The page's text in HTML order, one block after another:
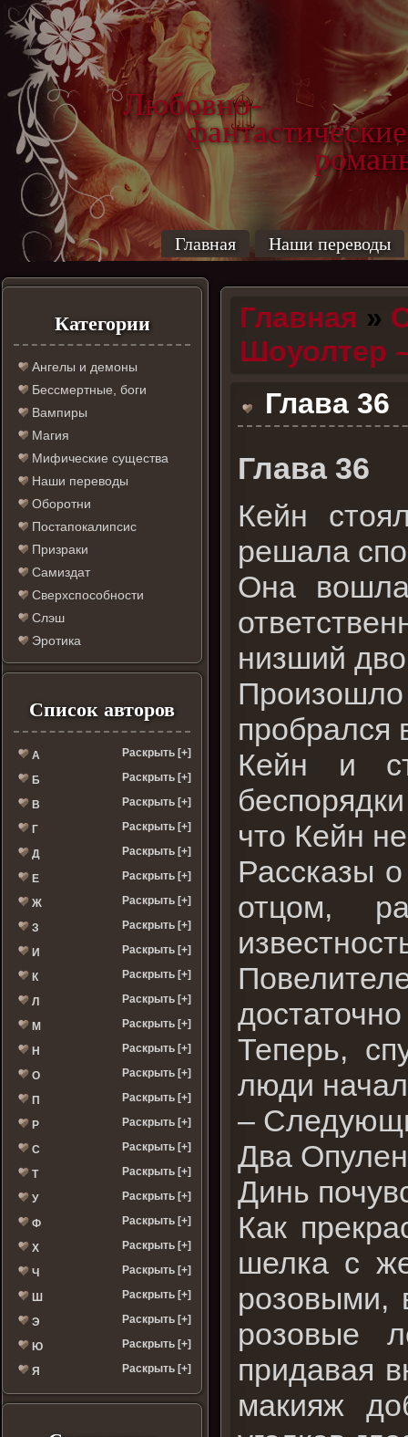
Любовно-
фантастические
Главная Наши переводы
Категории
Ангелы и демоны
Бессмертные, боги
Вампиры
Магия
Мифические существа
Наши переводы
Оборотни
Постапокалипсис
Призраки
Самиздат
Сверхспособности
Слэш
Эротика
Список авторов
А Раскрыть [+]
Б Раскрыть [+]
В Раскрыть [+]
Г Раскрыть [+]
Д Раскрыть [+]
Е Раскрыть [+]
Ж Раскрыть [+]
З Раскрыть [+]
И Раскрыть [+]
К Раскрыть [+]
Л Раскрыть [+]
М Раскрыть [+]
Н Раскрыть [+]
О Раскрыть [+]
П Раскрыть [+]
Р Раскрыть [+]
С Раскрыть [+]
Т Раскрыть [+]
У Раскрыть [+]
Ф Раскрыть [+]
Х Раскрыть [+]
Ч Раскрыть [+]
Ш Раскрыть [+]
Э Раскрыть [+]
Ю Раскрыть [+]
Я Раскрыть [+]
Главная »
Шоуолтер
Глава 36
Глава 36
Кейн
решала
Она
низший
пробрался
Кейн и
что Кейн
Рассказы
отцом,
Теперь,
люди
–
Два
Динь
Как
шелка с
розовыми,
розовые
придавая
макияж